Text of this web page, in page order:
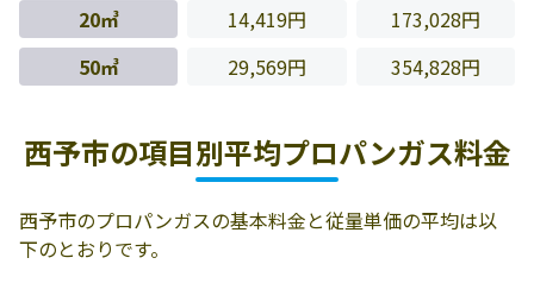
20㎥
14,419円
173,028円
50㎥
29,569円 354,828円
西予市の項目別平均プロパンガス料金
西予市のプロパンガスの基本料金と従量単価の平均は以
下のとおりです。